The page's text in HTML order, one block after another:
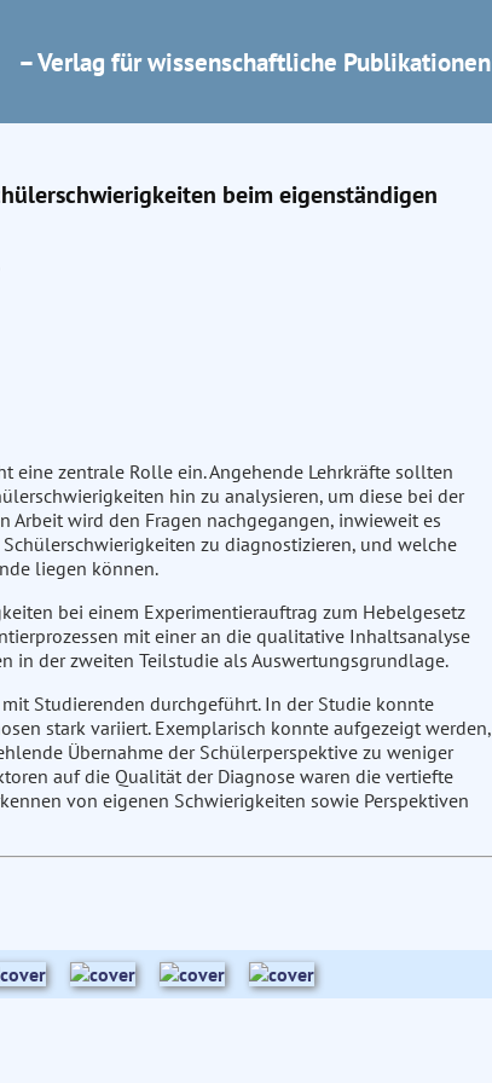
– Verlag für wissenschaftliche Publikationen
beim eigenständigen
eine zentrale Rolle ein. Angehende Lehrkräfte sollten
hin zu analysieren, um diese bei der
wird den Fragen nachgegangen, inwieweit es
zu diagnostizieren, und welche
liegen können.
bei einem Experimentierauftrag zum Hebelgesetz
mit einer an die qualitative Inhaltsanalyse
in der zweiten Teilstudie als Auswertungsgrundlage.
Studierenden durchgeführt. In der Studie konnte
stark variiert. Exemplarisch konnte aufgezeigt werden,
Übernahme der Schülerperspektive zu weniger
auf die Qualität der Diagnose waren die vertiefte
von eigenen Schwierigkeiten sowie Perspektiven